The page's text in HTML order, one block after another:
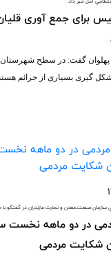
پلیس برای جمع آوری
گفت: در سطح شهرستان
گیری بسیاری از جرائم
صنعت،معدن و تجارت مازندران در گفتگو با
مردمی در دو ماهه
شکایت مردمی